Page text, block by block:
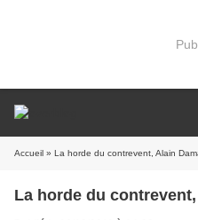
Accueil » La horde du contrevent, Alain
La horde du